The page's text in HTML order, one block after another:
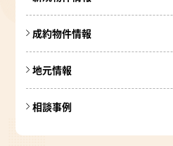
成約物件情報
地元情報
相談事例